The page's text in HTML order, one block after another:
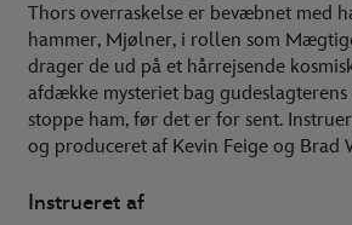
Thors overraskelse er bevæbnet med
hammer, Mjølner, i rollen som
drager de ud på et hårrejsende
afdække mysteriet bag
stoppe ham, før det er for sent.
og produceret af Kevin Feige og Brad
Instrueret af